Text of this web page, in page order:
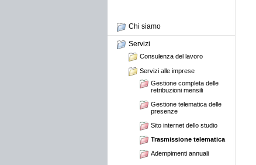
Chi siamo
Servizi
Consulenza del lavoro
Servizi alle imprese
Gestione completa delle
retribuzioni mensili
Gestione telematica delle
presenze
Sito internet dello studio
Trasmissione telematica
Adempimenti annuali